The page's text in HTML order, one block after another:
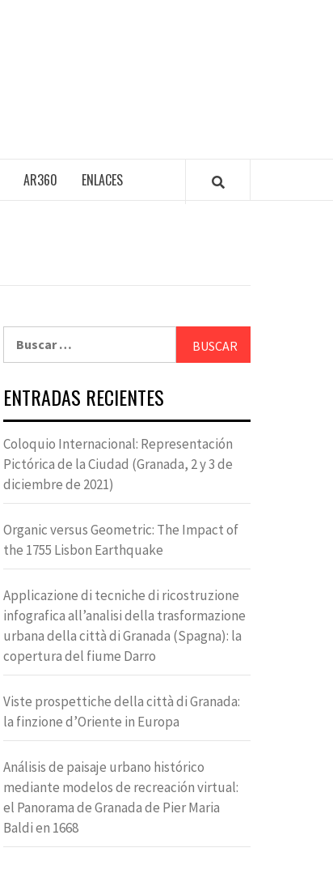
AR360 ENLACES
ENTRADAS RECIENTES
Coloquio Internacional: Representación
Pictórica de la Ciudad (Granada, 2 y 3 de
diciembre de 2021)
Organic versus Geometric: The Impact of
the 1755 Lisbon Earthquake
Applicazione di tecniche di ricostruzione
infografica all’analisi della trasformazione
urbana della città di Granada (Spagna): la
copertura del fiume Darro
Viste prospettiche della città di Granada:
la finzione d’Oriente in Europa
Análisis de paisaje urbano histórico
mediante modelos de recreación virtual:
el Panorama de Granada de Pier Maria
Baldi en 1668